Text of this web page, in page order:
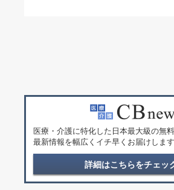
医療・介護に特化した日本最大級の無
最新情報を幅広くイチ早くお届けします
詳細はこちらをチェッ